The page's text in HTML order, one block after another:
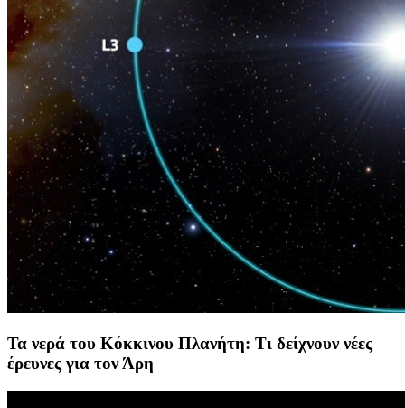
Τα νερά του Κόκκινου Πλανήτη: Τι δείχνουν νέες
έρευνες για τον Άρη